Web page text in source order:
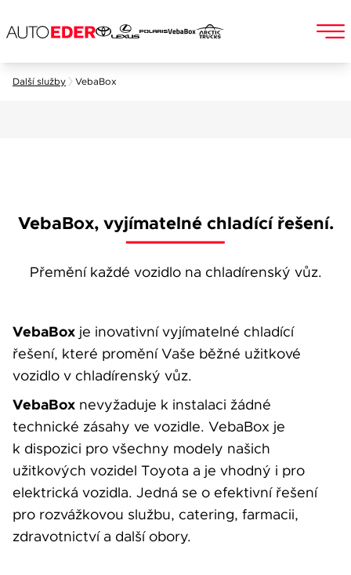
Další služby VebaBox
VebaBox, vyjímatelné chladící řešení.
Přemění každé vozidlo na chladírenský vůz.
VebaBox je inovativní vyjímatelné chladící
řešení, které promění Vaše běžné užitkové
vozidlo v chladírenský vůz.
VebaBox nevyžaduje k instalaci žádné
technické zásahy ve vozidle. VebaBox je
k dispozici pro všechny modely našich
užitkových vozidel Toyota a je vhodný i pro
elektrická vozidla. Jedná se o efektivní řešení
pro rozvážkovou službu, catering, farmacii,
zdravotnictví a další obory.
Popis
Souhlasím se zpracováním
Váše zpráva byla
odeslána. Děkujeme
za Váš zájem!
Při odesílání se
vyskytla chyba.
Zkuste to prosím za
chvíli znovu.